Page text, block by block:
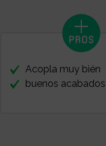
Acopla muy bién
buenos acabados